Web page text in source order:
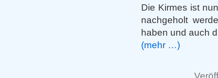
Die Kirmes ist
nachgeholt
haben und auch
(mehr …)